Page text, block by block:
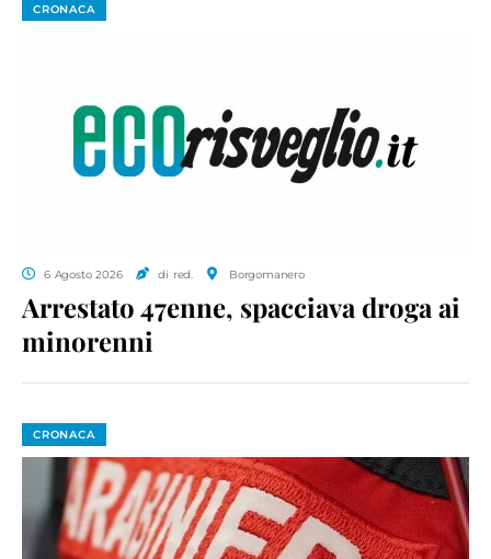
CRONACA
6 Agosto 2026 di red. Borgomanero
Arrestato 47enne, spacciava droga ai
minorenni
CRONACA